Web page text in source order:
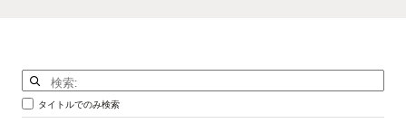
タイトルでのみ検索